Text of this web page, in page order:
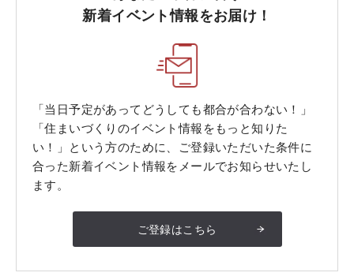
新着イベント情報をお届け！
「当日予定があってどうしても都合が合わない！」
「住まいづくりのイベント情報をもっと知りた
い！」という方のために、ご登録いただいた条件に
合った新着イベント情報をメールでお知らせいたし
ます。
ご登録はこちら